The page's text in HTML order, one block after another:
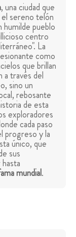
, una ciudad que
sereno telón
humilde pueblo
centro
La
como
que brillan
a través del
sino un
rebosante
de esta
exploradores
cada paso
progreso y la
único, que
sus
mundial.